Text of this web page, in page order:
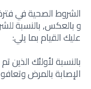
الشروط الصحية في
و بالعكس, بالنسبة
عليك القيام بما يلي:
بالنسبة لأولئك
الإصابة بالمرض